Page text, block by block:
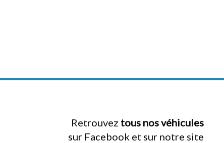
Retrouvez tous nos véhicules
sur Facebook et sur notre site